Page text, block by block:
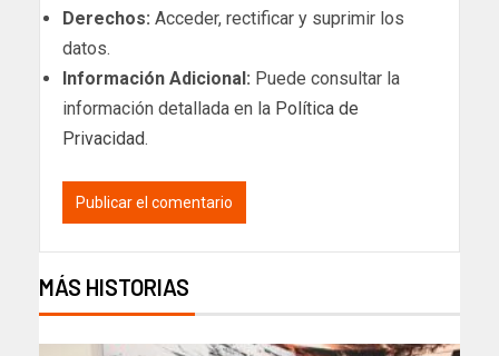
Derechos: Acceder, rectificar y suprimir los
datos.
Información Adicional: Puede consultar la
información detallada en la Política de
Privacidad.
MÁS HISTORIAS